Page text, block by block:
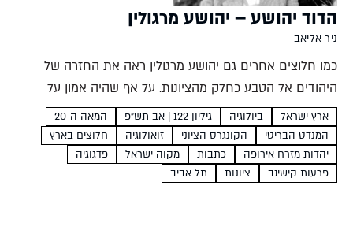
הדוד יהושע – יהושע מרגולין
ניר אליאב
כמו חלוצים אחרים גם יהושע מרגולין ראה את החזרה של
היהודים אל הטבע כחלק מהציונות. על אף שהיה אמון על
המדע ועל אף שפעילותו הולידה מוסדות אקדמיים הוא לא
חיפש את הטבע בנוסחאות ובמיון זנים,...
ארץ ישראל ביולוגיה גיליון 122 | אב תש"פ
המאה ה-20
המנדט הבריטי
הקונגרס הציוני זואולוגיה
חלוצים בארץ
יהדות מזרח אירופה
כתבות מקוה ישראל
פדגוגיה
פרעות קישינב
ציונות תל אביב